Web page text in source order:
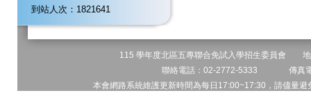
到站人次：1821641
115 學年度北區五專聯合免試入學招生委員會 地
聯絡電話：02-2772-5333 傳真
本會網路系統維護更新時間為每日17:00~17:30，請儘量